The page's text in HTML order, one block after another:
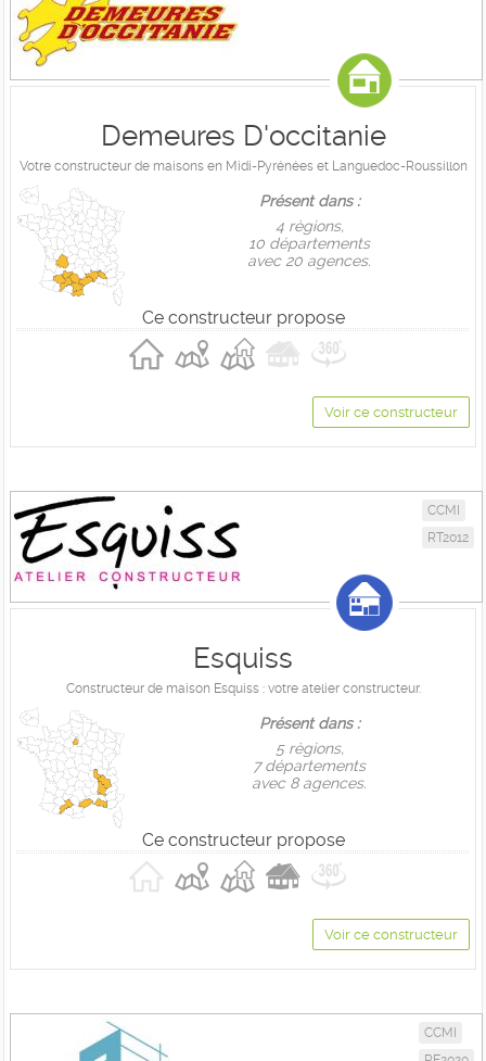
Demeures D'occitanie
Votre constructeur de maisons en Midi-Pyrénées et Languedoc-Roussillon
Présent dans :
4 règions,
10 départements
avec 20 agences.
Ce constructeur propose
Voir ce constructeur
CCMI
RT2012
Esquiss
Constructeur de maison Esquiss : votre atelier constructeur.
Présent dans :
5 règions,
7 départements
avec 8 agences.
Ce constructeur propose
Voir ce constructeur
CCMI